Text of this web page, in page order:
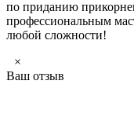
по приданию
профессиональным
любой сложности!
×
Ваш отзыв